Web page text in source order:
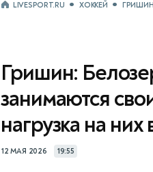
LIVESPORT.RU ХОККЕЙ
Гришин:
занимаются
нагрузка на
12 МАЯ 2026 19:55